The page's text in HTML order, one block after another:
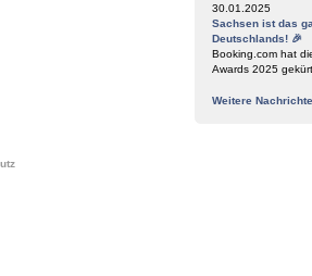
30.01.2025
Sachsen ist das
Deutschlands! 🎉
Booking.com hat
Awards 2025 gekürt
Weitere